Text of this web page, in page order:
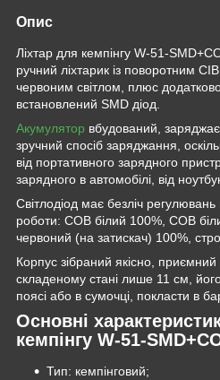
Опис
Ліхтар для кемпінгу W-51-
ручний ліхтарик із поворотним СІВ
червоним світлом, плюс
встановлений SMD діод.
Акумулятор вбудований,
зручний спосіб заряджання,
від портативного зарядного
зарядного в автомобілі, від
Світлодіод має безліч
роботи: COB білий 100%, COB
червоний (на затискач) 100%,
Корпус зібраний якісно,
складеному стані лише 11 см,
поясі або в сумочці, покласти в
Основні
кемпінгу W-51-
Тип: кемпінговий;